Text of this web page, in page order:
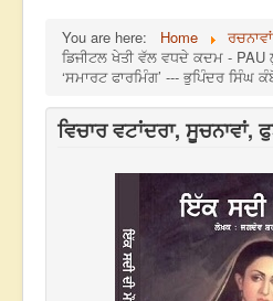
You are here: Home ਰਚਨਾਵਾਂ
ਡਿਜੀਟਲ ਖੇਤੀ ਵੱਲ ਵਧਦੇ ਕਦਮ -
‘ਸਮਾਰਟ ਫਾਰਮਿੰਗ’ --- ਭੁਪਿੰਦਰ ਸਿੰਘ
ਵਿਚਾਰ ਵਟਾਂਦਰਾ, ਸੂਚਨਾਵਾਂ,